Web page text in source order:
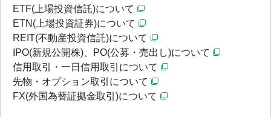
ETF(上場投資信託)について
ETN(上場投資証券)について
REIT(不動産投資信託)について
IPO(新規公開株)、PO(公募・売出し)について
信用取引・一日信用取引について
先物・オプション取引について
FX(外国為替証拠金取引)について